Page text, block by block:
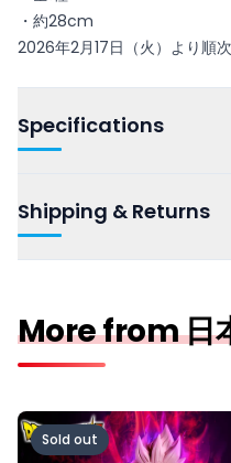
・約28cm
2026年2月17日（火）より順
Specifications
Shipping & Returns
More from 日
ドラゴンボール超
Sold out